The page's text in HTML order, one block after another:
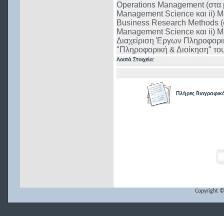
Operations Management (στα
Management Science και ii)
Business Research Methods
Management Science και ii)
Διαχείριση Έργων
"Πληροφορική & Διοίκηση"
Λοιπά Στοιχεία:
Πλήρες
Copyright